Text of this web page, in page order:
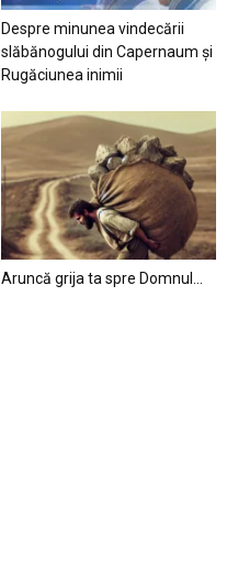
Despre minunea vindecării
slăbănogului din Capernaum și
Rugăciunea inimii
Aruncă grija ta spre Domnul…